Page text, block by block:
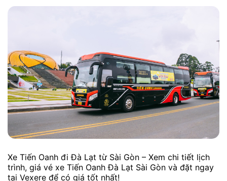
Xe Tiến Oanh đi Đà Lạt từ Sài Gòn – Xem chi tiết lịch
trình, giá vé xe Tiến Oanh Đà Lạt Sài Gòn và đặt ngay
tại Vexere để có giá tốt nhất!